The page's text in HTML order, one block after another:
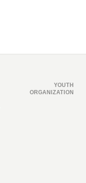
YOUTH
ORGANIZATION